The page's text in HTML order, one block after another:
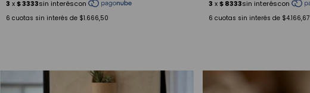
6 cuotas sin interés de $1.666,50 6 cuotas sin interés de $4.166,67